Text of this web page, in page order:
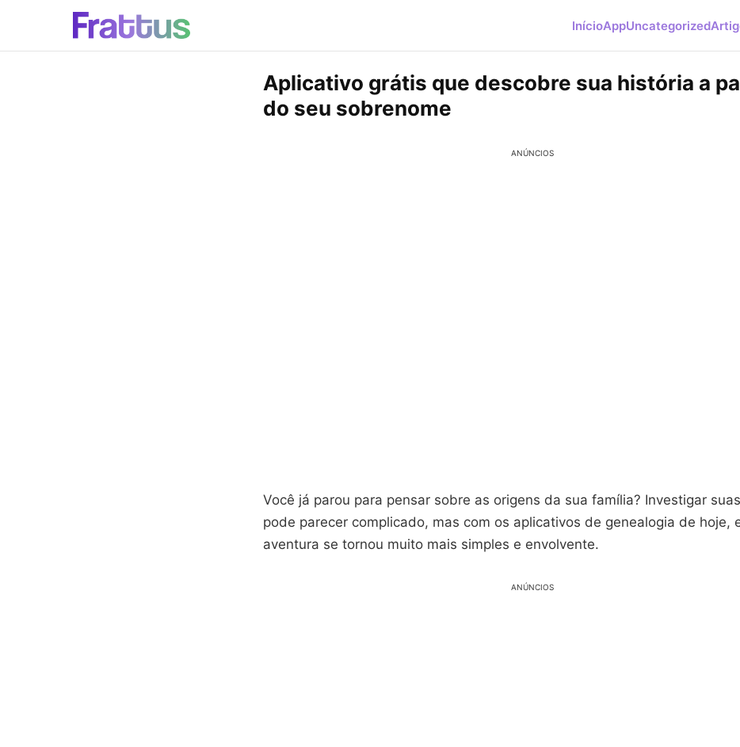
InícioAppUncategorized
Aplicativo grátis que descobre sua história a
do seu sobrenome
ANÚNCIOS
Você já parou para pensar sobre as origens da sua família? Investigar
pode parecer complicado, mas com os aplicativos de genealogia de hoje,
aventura se tornou muito mais simples e envolvente.
ANÚNCIOS